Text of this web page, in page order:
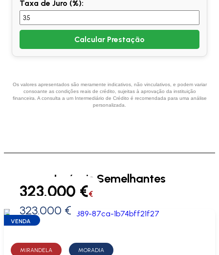
Taxa de Juro (%):
Calcular Prestação
Os valores apresentados são meramente indicativos, não vinculativos, e podem variar
consoante as condições reais de crédito, sujeitas à aprovação da instituição
financeira. A consulta a um Intermediário de Crédito é recomendada para uma análise
personalizada.
Imóveis Semelhantes
0 €
323.000 €€
323.000 €
VENDA
MIRANDELA MORADIA